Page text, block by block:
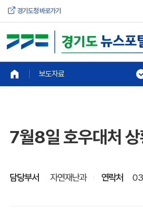
경기도청 바로가기
보도자료
7월8일 호우대처
담당부서 자연재난과 연락처